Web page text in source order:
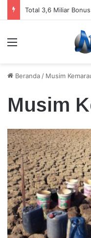
Menu
Beranda / Musim
Musim